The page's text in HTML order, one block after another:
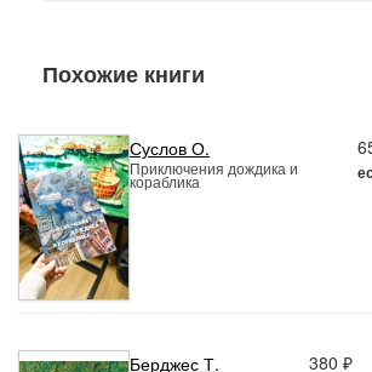
Похожие книги
Суслов О.
Приключения дождика и
кораблика
Берджес Т. 380 ₽